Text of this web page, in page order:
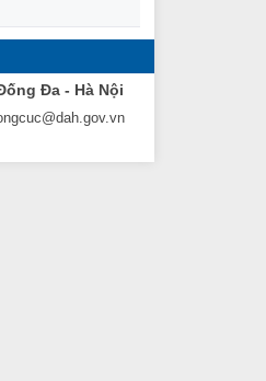
Đa - Hà Nội